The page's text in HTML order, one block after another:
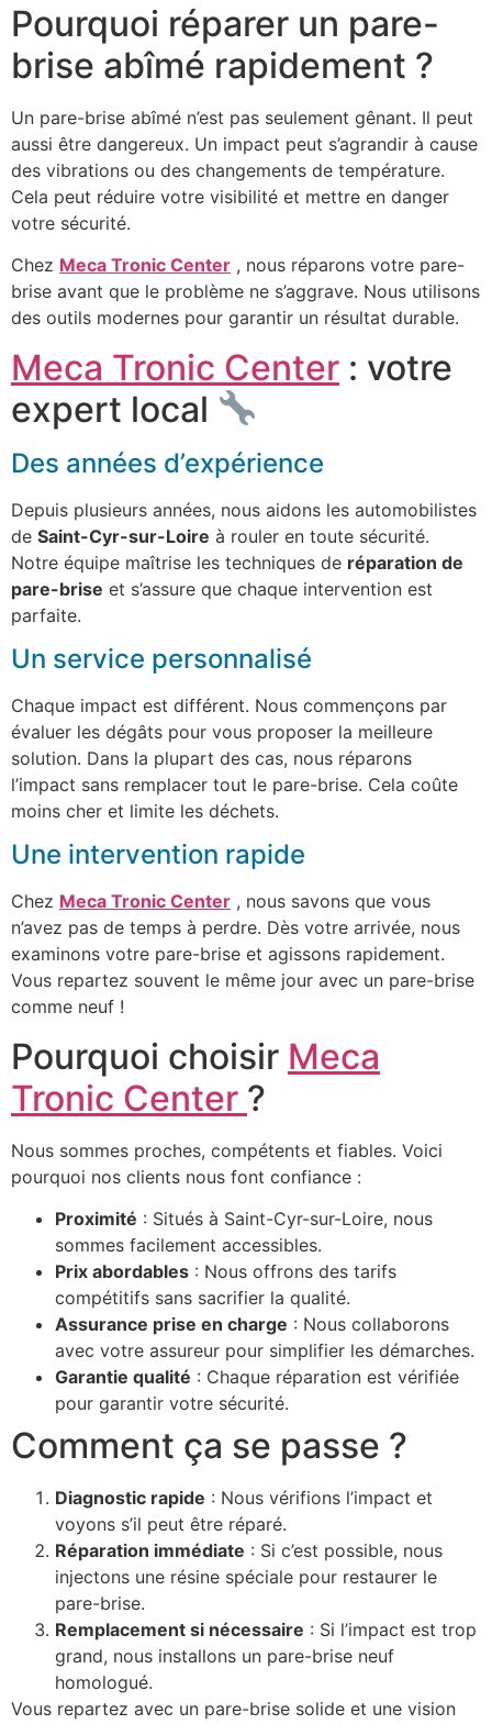
Pourquoi réparer un pare-
brise abîmé rapidement ?
Un pare-brise abîmé n’est pas seulement gênant. Il peut
aussi être dangereux. Un impact peut s’agrandir à cause
des vibrations ou des changements de température.
Cela peut réduire votre visibilité et mettre en danger
votre sécurité.
Chez Meca Tronic Center , nous réparons votre pare-
brise avant que le problème ne s’aggrave. Nous utilisons
des outils modernes pour garantir un résultat durable.
Meca Tronic Center : votre
expert local
Des années d’expérience
Depuis plusieurs années, nous aidons les automobilistes
de Saint-Cyr-sur-Loire à rouler en toute sécurité.
Notre équipe maîtrise les techniques de réparation de
pare-brise et s’assure que chaque intervention est
parfaite.
Un service personnalisé
Chaque impact est différent. Nous commençons par
évaluer les dégâts pour vous proposer la meilleure
solution. Dans la plupart des cas, nous réparons
l’impact sans remplacer tout le pare-brise. Cela coûte
moins cher et limite les déchets.
Une intervention rapide
Chez Meca Tronic Center , nous savons que vous
n’avez pas de temps à perdre. Dès votre arrivée, nous
examinons votre pare-brise et agissons rapidement.
Vous repartez souvent le même jour avec un pare-brise
comme neuf !
Pourquoi choisir Meca
Tronic Center ?
Nous sommes proches, compétents et fiables. Voici
pourquoi nos clients nous font confiance :
Proximité : Situés à Saint-Cyr-sur-Loire, nous
sommes facilement accessibles.
Prix ​​abordables : Nous offrons des tarifs
compétitifs sans sacrifier la qualité.
Assurance prise en charge : Nous collaborons
avec votre assureur pour simplifier les démarches.
Garantie qualité : Chaque réparation est vérifiée
pour garantir votre sécurité.
Comment ça se passe ?
Diagnostic rapide : Nous vérifions l’impact et
voyons s’il peut être réparé.
Réparation immédiate : Si c’est possible, nous
injectons une résine spéciale pour restaurer le
pare-brise.
Remplacement si nécessaire : Si l’impact est trop
grand, nous installons un pare-brise neuf
homologué.
Vous repartez avec un pare-brise solide et une vision